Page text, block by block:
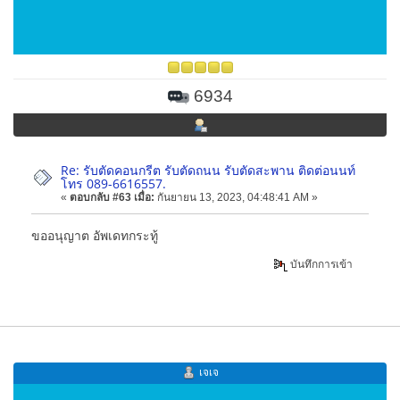
6934
Re: รับตัดคอนกรีต รับตัดถนน รับตัดสะพาน ติดต่อนนท์
โทร 089-6616557.
« ตอบกลับ #63 เมื่อ: กันยายน 13, 2023, 04:48:41 AM »
ขออนุญาต อัพเดทกระทู้
บันทึกการเข้า
เจเจ